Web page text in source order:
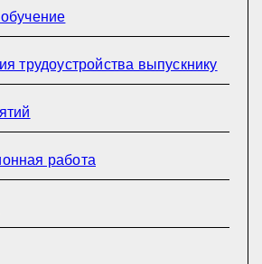
трудоустройства выпускнику
работа